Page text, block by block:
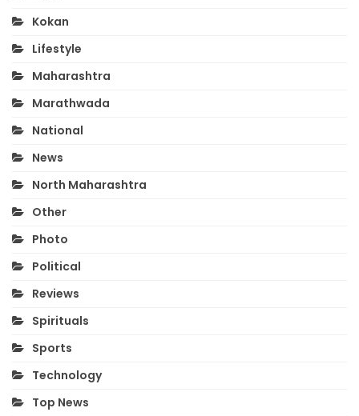
Kokan
Lifestyle
Maharashtra
Marathwada
National
News
North Maharashtra
Other
Photo
Political
Reviews
Spirituals
Sports
Technology
Top News